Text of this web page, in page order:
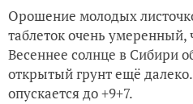
Орошение молодых
таблеток очень умеренный,
Весеннее солнце в Сибири
открытый грунт ещё
опускается до +9+7.